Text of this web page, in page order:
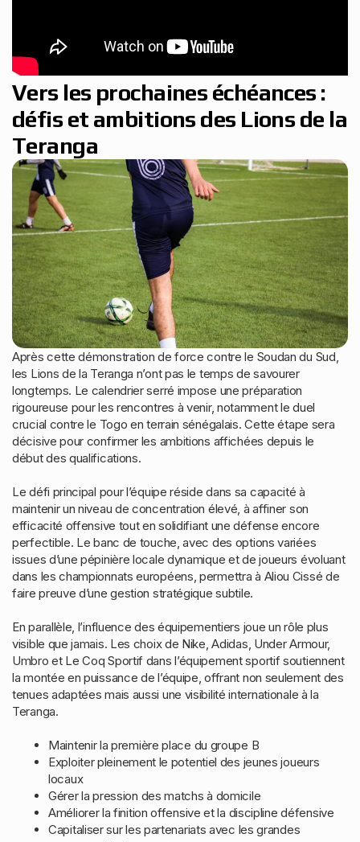
Vers les prochaines échéances :
défis et ambitions des Lions de la
Teranga
Après cette démonstration de force contre le Soudan du Sud,
les Lions de la Teranga n’ont pas le temps de savourer
longtemps. Le calendrier serré impose une préparation
rigoureuse pour les rencontres à venir, notamment le duel
crucial contre le Togo en terrain sénégalais. Cette étape sera
décisive pour confirmer les ambitions affichées depuis le
début des qualifications.
Le défi principal pour l’équipe réside dans sa capacité à
maintenir un niveau de concentration élevé, à affiner son
efficacité offensive tout en solidifiant une défense encore
perfectible. Le banc de touche, avec des options variées
issues d’une pépinière locale dynamique et de joueurs évoluant
dans les championnats européens, permettra à Aliou Cissé de
faire preuve d’une gestion stratégique subtile.
En parallèle, l’influence des équipementiers joue un rôle plus
visible que jamais. Les choix de Nike, Adidas, Under Armour,
Umbro et Le Coq Sportif dans l’équipement sportif soutiennent
la montée en puissance de l’équipe, offrant non seulement des
tenues adaptées mais aussi une visibilité internationale à la
Teranga.
Maintenir la première place du groupe B
Exploiter pleinement le potentiel des jeunes joueurs
locaux
Gérer la pression des matchs à domicile
Améliorer la finition offensive et la discipline défensive
Capitaliser sur les partenariats avec les grandes